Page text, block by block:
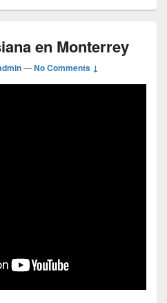
en Monterrey
—No Comments ↓